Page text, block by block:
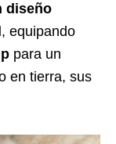
diseño
, equipando
para un
en tierra, sus